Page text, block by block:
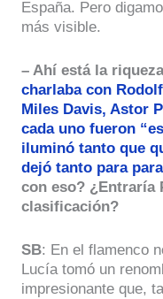
España. Pero
más visible.
– Ahí está la
charlaba con
Miles Davis, Astor
cada uno fueron
iluminó tanto que
dejó tanto para
con eso? ¿Entraría
clasificación?
SB: En el flamenco
Lucía tomó un
impresionante que,